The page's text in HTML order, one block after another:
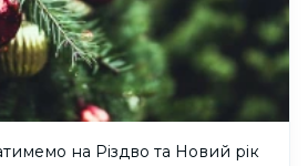
на Різдво та Новий рік